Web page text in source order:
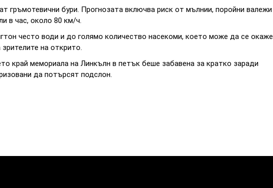
гръмотевични бури. Прогнозата включва риск от мълнии, поройни валежи
в час, около 80 км/ч.
често води и до голямо количество насекоми, което може да се окаже
на открито.
край мемориала на Линкълн в петък беше забавена за кратко заради
да потърсят подслон.